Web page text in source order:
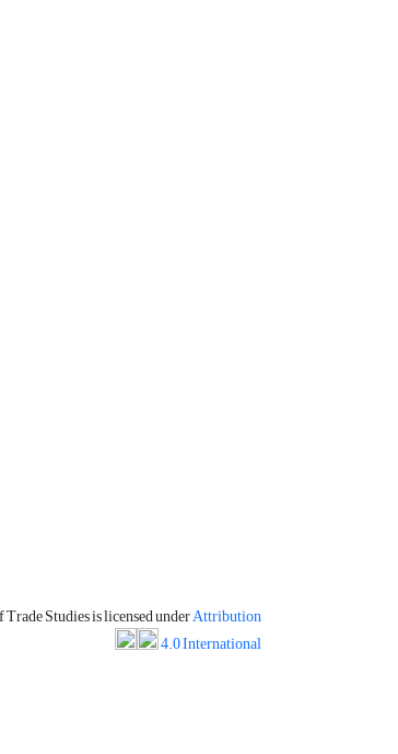
Studies is licensed underAttribution
4.0 International